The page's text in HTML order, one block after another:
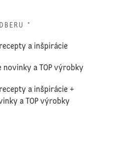
*
a inšpirácie
a TOP výrobky
a inšpirácie +
a TOP výrobky